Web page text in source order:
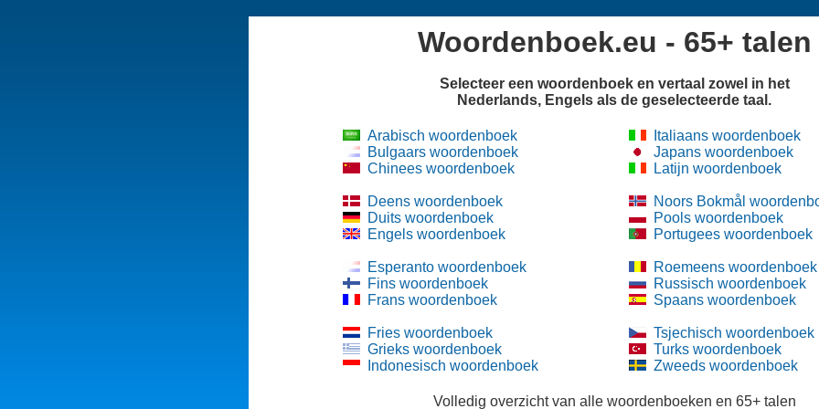
Woordenboek.eu - 65+ talen
Selecteer een woordenboek en vertaal zowel in het
Nederlands, Engels als de geselecteerde taal.
Arabisch woordenboek
Bulgaars woordenboek
Chinees woordenboek
Deens woordenboek
Duits woordenboek
Engels woordenboek
Esperanto woordenboek
Fins woordenboek
Frans woordenboek
Fries woordenboek
Grieks woordenboek
Indonesisch woordenboek
Italiaans woordenboek
Japans woordenboek
Latijn woordenboek
Noors Bokmål
Pools woordenboek
Portugees woordenboek
Roemeens woordenboek
Russisch woordenboek
Spaans woordenboek
Tsjechisch woordenboek
Turks woordenboek
Zweeds woordenboek
Volledig overzicht van alle woordenboeken en 65+ talen